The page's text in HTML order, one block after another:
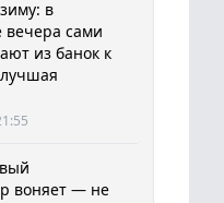
в
вечера сами
из банок к
воняет — не